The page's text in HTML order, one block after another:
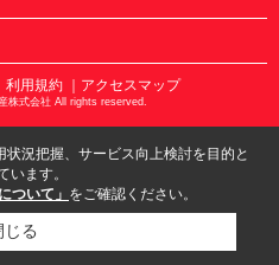
利用規約 ｜アクセスマップ
株式会社 All rights reserved.
況把握、サービス向上検討を目的と
います。
ついて」 をご確認ください。
じる